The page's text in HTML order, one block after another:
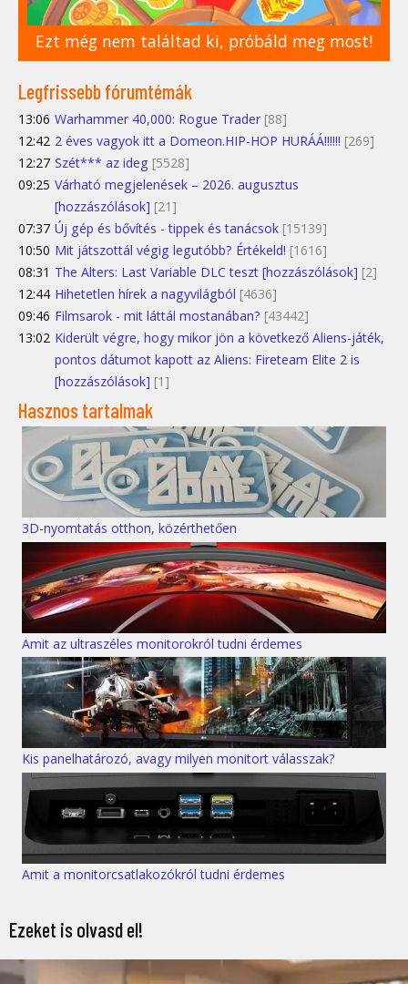
Ezt még nem találtad ki, próbáld meg most!
Legfrissebb fórumtémák
13:06 Warhammer 40,000: Rogue Trader [88]
12:42 2 éves vagyok itt a Domeon.HIP-HOP HURÁÁ!!!!!! [269]
12:27 Szét*** az ideg [5528]
09:25 Várható megjelenések – 2026. augusztus
[hozzászólások] [21]
07:37 Új gép és bővítés - tippek és tanácsok [15139]
10:50 Mit játszottál végig legutóbb? Értékeld! [1616]
08:31 The Alters: Last Variable DLC teszt [hozzászólások] [2]
12:44 Hihetetlen hírek a nagyvilágból [4636]
09:46 Filmsarok - mit láttál mostanában? [43442]
13:02 Kiderült végre, hogy mikor jön a következő Aliens-játék,
pontos dátumot kapott az Aliens: Fireteam Elite 2 is
[hozzászólások] [1]
Hasznos tartalmak
3D-nyomtatás otthon, közérthetően
Amit az ultraszéles monitorokról tudni érdemes
Kis panelhatározó, avagy milyen monitort válasszak?
Amit a monitorcsatlakozókról tudni érdemes
Ezeket is olvasd el!